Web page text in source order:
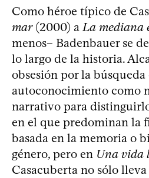
Como héroe típico de
mar(2000) aLa mediana
menos– Badenbauer se
lo largo de la historia.
obsesión por la búsqueda
autoconocimiento como
narrativo para
en el que predominan la
basada en la memoria o
género, pero en Una vida
Casacuberta no sólo